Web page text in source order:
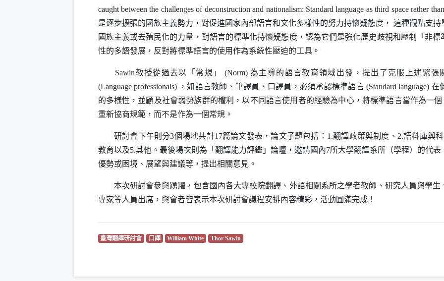
caught between the challenges of deconstruction and nationalism: Standard language as third space rather
是逐步擴張的國族主義勢力，對促進國家內部語言和文化多樣性的努力持懷疑態度， 這種觀點支
國族主義或去殖民化的力量，對語言的標準化持懷疑態度，認為它們是強化歷史歧視和壓制「非
性的多語發展，反對將標準語言的使用作為系統性壓迫的工具。
Sawin教授從過去以「常規」 (Norm)為主導的語言教育領域出發，提出了克服上述緊張
(Language professionals)，如語言教師、筆譯員、口譯員，必須承認標準語言 (Standard language) 在
的多樣性，並顧及社會弱勢族群的權利，以不同語言使用者的經驗為中心，將標準語言當作為一
重新協商規範，而不是作為一個常規。
研討會下午則分3個場地共計17篇論文發表，論文子題包括：1.翻譯政策與制度、2.語料庫與
教育以及5.其他。最後場次則為「翻譯能力評鑑」論壇，邀請國內7所大學翻譯系所（學程）的代
優勢或困境、展望與建議等，提出相關意見。
本次研討會參與踴躍，包含國內各大專校院翻譯、外語相關系所之學者教師、研究人員與學生
專家等人員出席，與會者皆表示本次研討會議程安排內容精彩，活動圓滿完成！
臺灣翻譯研討會（另開新視窗）
口譯（另開新視窗）
William White（另開新視窗）
Thor Sawin （另開新視窗）